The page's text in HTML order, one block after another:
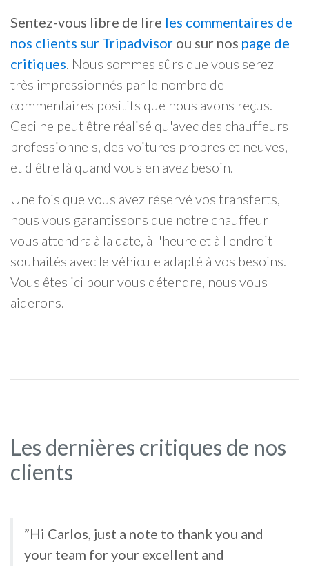
Sentez-vous libre de lire les commentaires de
nos clients sur Tripadvisor ou sur nos page de
critiques. Nous sommes sûrs que vous serez
très impressionnés par le nombre de
commentaires positifs que nous avons reçus.
Ceci ne peut être réalisé qu'avec des chauffeurs
professionnels, des voitures propres et neuves,
et d'être là quand vous en avez besoin.
Une fois que vous avez réservé vos transferts,
nous vous garantissons que notre chauffeur
vous attendra à la date, à l'heure et à l'endroit
souhaités avec le véhicule adapté à vos besoins.
Vous êtes ici pour vous détendre, nous vous
aiderons.
Les dernières critiques de nos
clients
”Hi Carlos, just a note to thank you and
your team for your excellent and